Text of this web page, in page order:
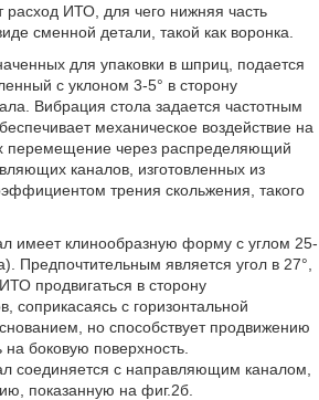
расход ИТО, для чего нижняя часть
сменной детали, такой как воронка.
для упаковки в шприц, подается
с уклоном 3-5° в сторону
Вибрация стола задается частотным
механическое воздействие на
перемещение через распределяющий
каналов, изготовленных из
трения скольжения, такого
имеет клинообразную форму с углом 25-
Предпочтительным является угол в 27°,
продвигаться в сторону
соприкасаясь с горизонтальной
но способствует продвижению
боковую поверхность.
соединяется с направляющим каналом,
показанную на фиг.2б.